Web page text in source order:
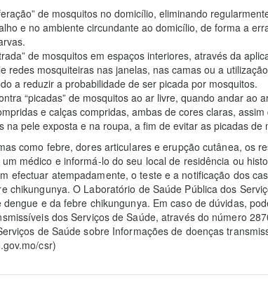
de mosquitos no domicílio, eliminando
e no ambiente circundante ao domicílio, de forma a
de mosquitos em espaços interiores, através da
redes mosquiteiras nas janelas, nas camas ou a
a reduzir a probabilidade de ser picada por mosquitos.
“picadas” de mosquitos ao ar livre, quando andar ao
e calças compridas, ambas de cores claras,
na pele exposta e na roupa, a fim de evitar as picadas de
como febre, dores articulares e erupção cutânea, os
médico e informá-lo do seu local de residência ou
efectuar atempadamente, o teste e a notificação dos
chikungunya. O Laboratório de Saúde Pública dos
e da febre chikungunya. Em caso de dúvidas,
dos Serviços de Saúde, através do número
de Saúde sobre Informações de doenças
csr)